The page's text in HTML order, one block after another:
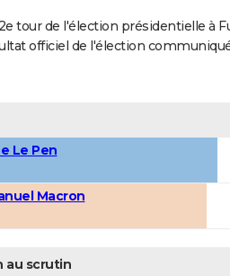
tour de l'élection présidentielle à
officiel de l'élection
Le Pen
Macron
au scrutin